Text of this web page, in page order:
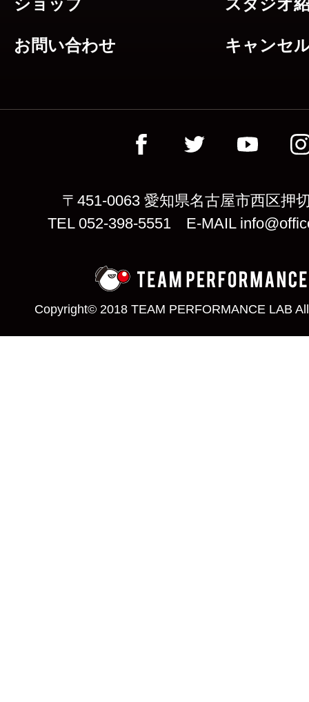
お問い合わせ キャンセ
〒451-0063 愛知県名古屋市西区押
TEL 052-398-5551 E-MAIL
Copyright© 2018 TEAM PERFORMANCE LAB